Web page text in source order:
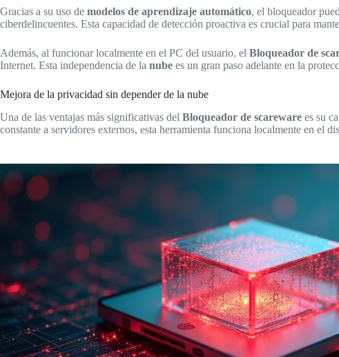
Gracias a su uso de modelos de aprendizaje automático, el bloqueador
ciberdelincuentes. Esta capacidad de detección proactiva es crucial para
Además, al funcionar localmente en el PC del usuario, el Bloqueador de
Internet. Esta independencia de la nube es un gran paso adelante en la
Mejora de la privacidad sin depender de la nube
Una de las ventajas más significativas del Bloqueador de scareware es su
constante a servidores externos, esta herramienta funciona localmente en el